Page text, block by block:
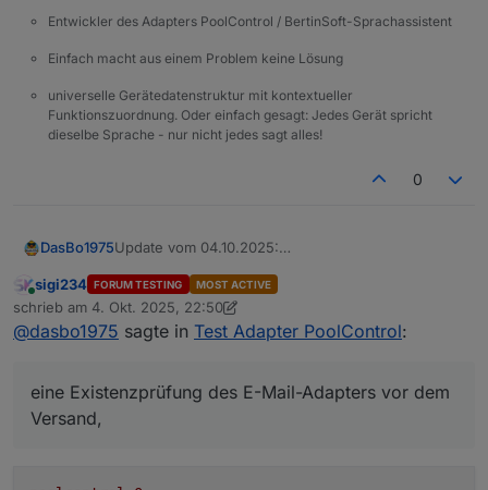
Entwickler des Adapters PoolControl / BertinSoft-Sprachassistent
Einfach macht aus einem Problem keine Lösung
universelle Gerätedatenstruktur mit kontextueller
Funktionszuordnung. Oder einfach gesagt: Jedes Gerät spricht
dieselbe Sprache - nur nicht jedes sagt alles!
0
DasBo1975Update vom 04.10.2025:
neu hochgeladen.
Grund: In der vorherigen Version kam es bei
aktivierter E-Mail-Ausgabe zu einer zu hohen
vorhanden war.
eine Sperrzeit (Cooldown) für Temperatur-
Benachrichtigungen,
eine Existenzprüfung des E-Mail-Adapters vor dem
Online
sigi234 FORUM TESTING MOST ACTIVE
schrieb am 4. Okt. 2025, 22:50
zuletzt editiert von sigi23410. Mai 2025, 00:51
@dasbo1975 sagte in Test Adapter PoolControl:
eine Existenzprüfung des E-Mail-Adapters vor dem
Versand,